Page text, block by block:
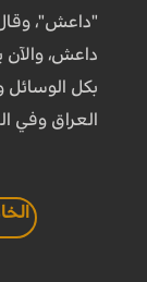
"داعش"،
داعش،
بكل
العراق وفي